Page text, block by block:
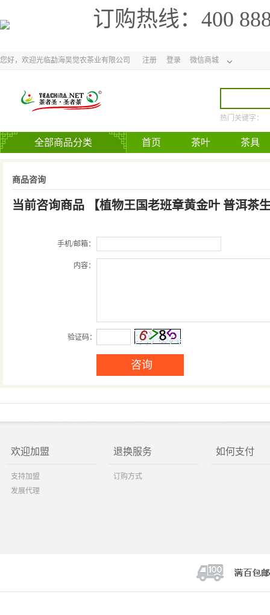
订购热线： 400
您好，欢迎光临勐海吴觉农茶业有限公司 注册 登录 微信商城
热门关键字：
全部商品分类 首页 茶叶 茶具
商品咨询
当前咨询商品 【植物王国老班章黄金叶 普洱茶
手机/邮箱：
内容：
验证码：
欢迎加盟
支持加盟
发展代理
退换服务
订购方式
如何支付